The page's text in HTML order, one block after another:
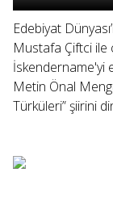
Edebiyat
Mustafa Çiftci ile
İskendername'yi
Metin Önal
Türküleri” şiirini